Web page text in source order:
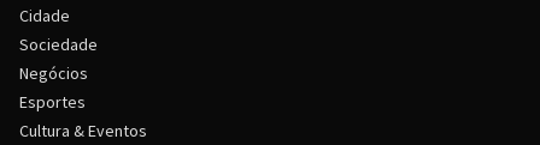
Cidade
Sociedade
Negócios
Esportes
Cultura & Eventos